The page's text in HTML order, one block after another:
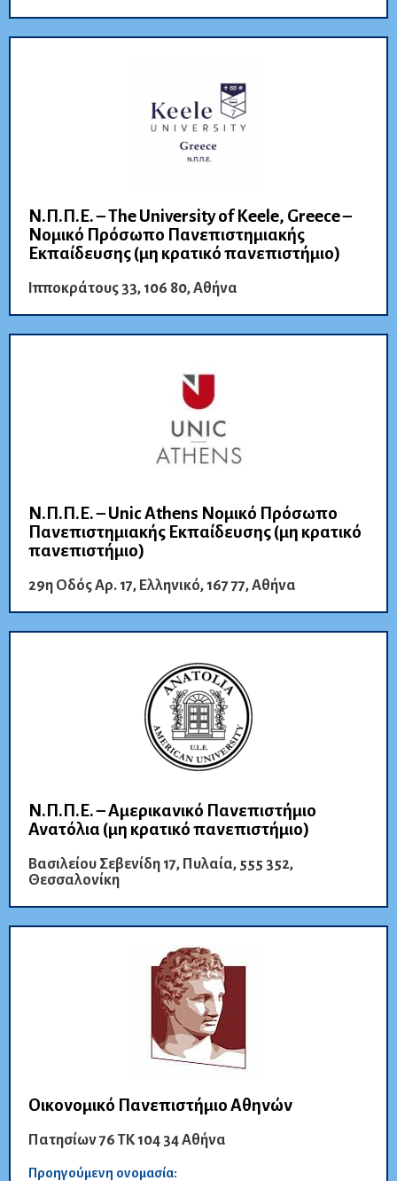
Ν.Π.Π.Ε. – The University of Keele, Greece –
Νομικό Πρόσωπο Πανεπιστημιακής
Εκπαίδευσης (μη κρατικό πανεπιστήμιο)
Ιπποκράτους 33, 106 80, Αθήνα
Ν.Π.Π.Ε. – Unic Athens Νομικό Πρόσωπο
Πανεπιστημιακής Εκπαίδευσης (μη κρατικό
πανεπιστήμιο)
29η Οδός Αρ. 17, Ελληνικό, 167 77, Αθήνα
Ν.Π.Π.Ε. – Αμερικανικό Πανεπιστήμιο
Ανατόλια (μη κρατικό πανεπιστήμιο)
Βασιλείου Σεβενίδη 17, Πυλαία, 555 352,
Θεσσαλονίκη
Οικονομικό Πανεπιστήμιο Αθηνών
Πατησίων 76 ΤΚ 104 34 Αθήνα
Προηγούμενη ονομασία: